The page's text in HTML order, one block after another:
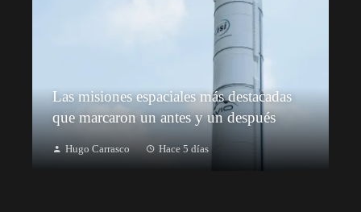
Las misiones espaciales más destacadas
que marcaron un antes y un después
Hugo Carrasco Hace 5 días